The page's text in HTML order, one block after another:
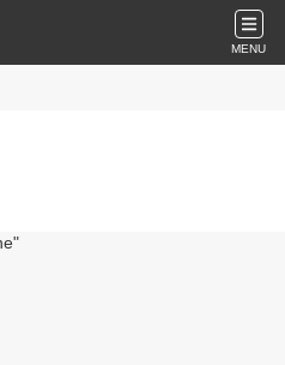
MENU